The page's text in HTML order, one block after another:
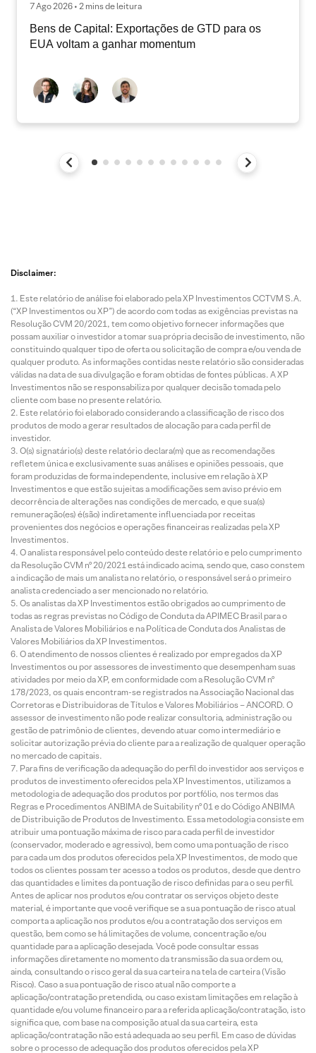
7 Ago 2026 • 2 mins de leitura
Bens de Capital: Exportações de GTD para os
EUA voltam a ganhar momentum
Disclaimer:
Este relatório de análise foi elaborado pela XP Investimentos CCTVM S.A.
(“XP Investimentos ou XP”) de acordo com todas as exigências previstas na
Resolução CVM 20/2021, tem como objetivo fornecer informações que
possam auxiliar o investidor a tomar sua própria decisão de investimento, não
constituindo qualquer tipo de oferta ou solicitação de compra e/ou venda de
qualquer produto. As informações contidas neste relatório são consideradas
válidas na data de sua divulgação e foram obtidas de fontes públicas. A XP
Investimentos não se responsabiliza por qualquer decisão tomada pelo
cliente com base no presente relatório.
Este relatório foi elaborado considerando a classificação de risco dos
produtos de modo a gerar resultados de alocação para cada perfil de
investidor.
O(s) signatário(s) deste relatório declara(m) que as recomendações
refletem única e exclusivamente suas análises e opiniões pessoais, que
foram produzidas de forma independente, inclusive em relação à XP
Investimentos e que estão sujeitas a modificações sem aviso prévio em
decorrência de alterações nas condições de mercado, e que sua(s)
remuneração(es) é(são) indiretamente influenciada por receitas
provenientes dos negócios e operações financeiras realizadas pela XP
Investimentos.
O analista responsável pelo conteúdo deste relatório e pelo cumprimento
da Resolução CVM nº 20/2021 está indicado acima, sendo que, caso constem
a indicação de mais um analista no relatório, o responsável será o primeiro
analista credenciado a ser mencionado no relatório.
Os analistas da XP Investimentos estão obrigados ao cumprimento de
todas as regras previstas no Código de Conduta da APIMEC Brasil para o
Analista de Valores Mobiliários e na Política de Conduta dos Analistas de
Valores Mobiliários da XP Investimentos.
O atendimento de nossos clientes é realizado por empregados da XP
Investimentos ou por assessores de investimento que desempenham suas
atividades por meio da XP, em conformidade com a Resolução CVM nº
178/2023, os quais encontram-se registrados na Associação Nacional das
Corretoras e Distribuidoras de Títulos e Valores Mobiliários – ANCORD. O
assessor de investimento não pode realizar consultoria, administração ou
gestão de patrimônio de clientes, devendo atuar como intermediário e
solicitar autorização prévia do cliente para a realização de qualquer operação
no mercado de capitais.
Para fins de verificação da adequação do perfil do investidor aos serviços e
produtos de investimento oferecidos pela XP Investimentos, utilizamos a
metodologia de adequação dos produtos por portfólio, nos termos das
Regras e Procedimentos ANBIMA de Suitability nº 01 e do Código ANBIMA
de Distribuição de Produtos de Investimento. Essa metodologia consiste em
atribuir uma pontuação máxima de risco para cada perfil de investidor
(conservador, moderado e agressivo), bem como uma pontuação de risco
para cada um dos produtos oferecidos pela XP Investimentos, de modo que
todos os clientes possam ter acesso a todos os produtos, desde que dentro
das quantidades e limites da pontuação de risco definidas para o seu perfil.
Antes de aplicar nos produtos e/ou contratar os serviços objeto deste
material, é importante que você verifique se a sua pontuação de risco atual
comporta a aplicação nos produtos e/ou a contratação dos serviços em
questão, bem como se há limitações de volume, concentração e/ou
quantidade para a aplicação desejada. Você pode consultar essas
informações diretamente no momento da transmissão da sua ordem ou,
ainda, consultando o risco geral da sua carteira na tela de carteira (Visão
Risco). Caso a sua pontuação de risco atual não comporte a
aplicação/contratação pretendida, ou caso existam limitações em relação à
quantidade e/ou volume financeiro para a referida aplicação/contratação, isto
significa que, com base na composição atual da sua carteira, esta
aplicação/contratação não está adequada ao seu perfil. Em caso de dúvidas
sobre o processo de adequação dos produtos oferecidos pela XP